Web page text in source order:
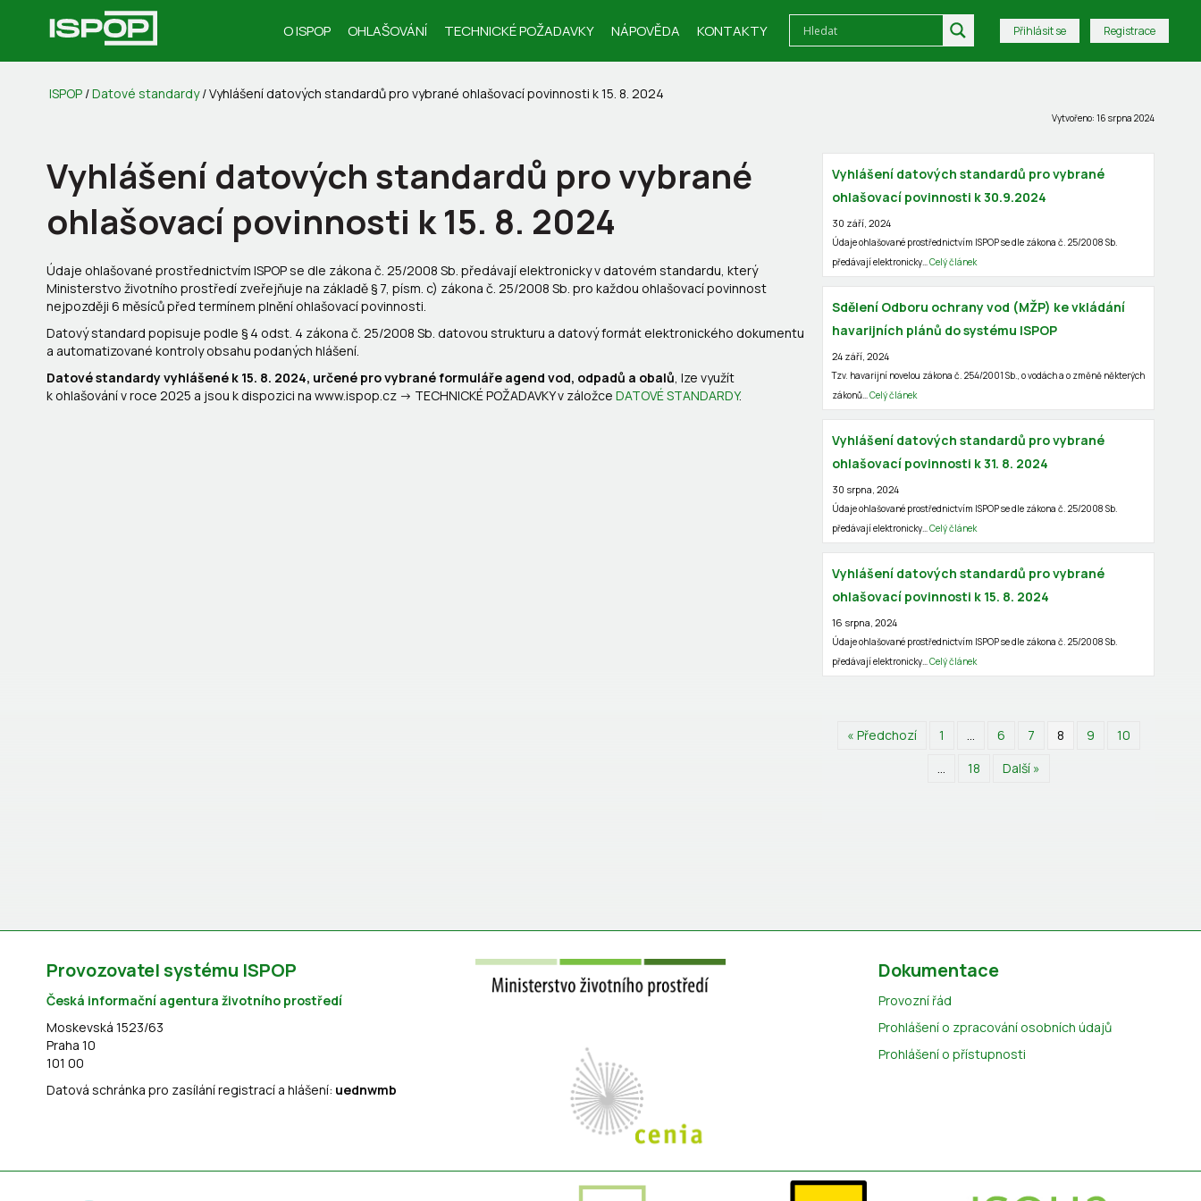
O ISPOP OHLAŠOVÁNÍ TECHNICKÉ POŽADAVKY NÁPOVĚDA KONTAKTY Přihlásit se Registrace
ISPOP /Datové standardy/Vyhlášení datových standardů pro vybrané ohlašovací povinnosti k 15. 8. 2024
Vytvořeno: 16 srpna 2024
Vyhlášení datových standardů pro vybrané
ohlašovací povinnosti k 15. 8. 2024
Údaje ohlašované prostřednictvím ISPOP se dle zákona č. 25/2008 Sb. předávají elektronicky v datovém standardu, který
Ministerstvo životního prostředí zveřejňuje na základě § 7, písm. c) zákona č. 25/2008 Sb. pro každou ohlašovací povinnost
nejpozději 6 měsíců před termínem plnění ohlašovací povinnosti.
Datový standard popisuje podle § 4 odst. 4 zákona č. 25/2008 Sb. datovou strukturu a datový formát elektronického dokumentu
a automatizované kontroly obsahu podaných hlášení.
Datové standardy vyhlášené k 15. 8. 2024, určené pro vybrané formuláře agend vod, odpadů a obalů, lze využít
k ohlašování v roce 2025 a jsou k dispozici na www.ispop.cz -> TECHNICKÉ POŽADAVKY v záložce DATOVÉ STANDARDY.
Vyhlášení datových standardů pro vybrané
ohlašovací povinnosti k 30.9.2024
30 září, 2024
Údaje ohlašované prostřednictvím ISPOP se dle zákona č. 25/2008 Sb.
předávají elektronicky…Celý článek
Sdělení Odboru ochrany vod (MŽP) ke vkládání
havarijních plánů do systému ISPOP
24 září, 2024
Tzv. havarijní novelou zákona č. 254/2001 Sb., o vodách a o změně některých
zákonů…Celý článek
Vyhlášení datových standardů pro vybrané
ohlašovací povinnosti k 31. 8. 2024
30 srpna, 2024
Údaje ohlašované prostřednictvím ISPOP se dle zákona č. 25/2008 Sb.
předávají elektronicky…Celý článek
Vyhlášení datových standardů pro vybrané
ohlašovací povinnosti k 15. 8. 2024
16 srpna, 2024
Údaje ohlašované prostřednictvím ISPOP se dle zákona č. 25/2008 Sb.
předávají elektronicky…Celý článek
« Předchozí 1 … 6 7 8 9
10
…
18 Další »
Provozovatel systému ISPOP
Česká informační agentura životního prostředí
Moskevská 1523/63
Praha 10
101 00
Datová schránka pro zasílání registrací a hlášení: uednwmb
Dokumentace
Provozní řád
Prohlášení o zpracování osobních údajů
Prohlášení o přístupnosti